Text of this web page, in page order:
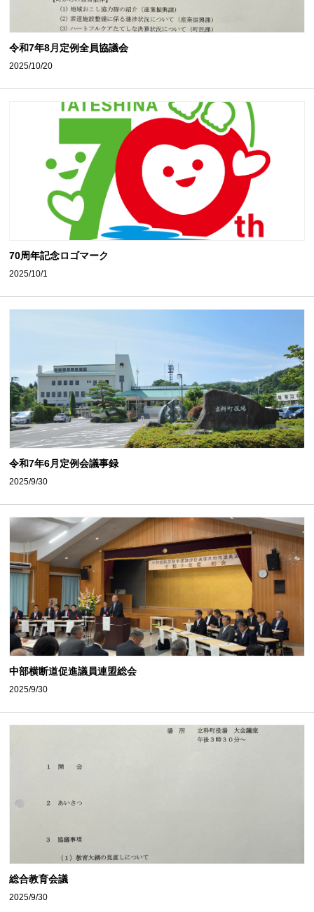
令和7年8月定例全員協議会
2025/10/20
70周年記念ロゴマーク
2025/10/1
令和7年6月定例会議事録
2025/9/30
中部横断道促進議員連盟総会
2025/9/30
総合教育会議
2025/9/30